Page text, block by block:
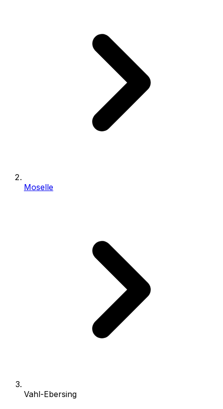
Moselle
Vahl-Ebersing